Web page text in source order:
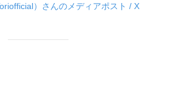
）さんのメディアポスト / X